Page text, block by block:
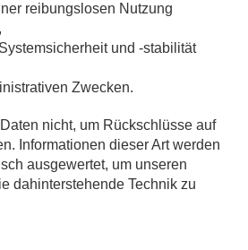
reibungslosen Nutzung
und -stabilität
Zwecken.
nicht, um Rückschlüsse auf
Informationen dieser Art werden
ausgewertet, um unseren
dahinterstehende Technik zu